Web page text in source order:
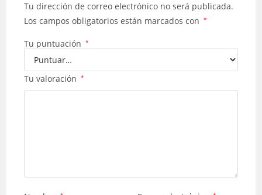
Tu dirección de correo electrónico no será publicada.
Los campos obligatorios están marcados con *
Tu puntuación *
Tu valoración *